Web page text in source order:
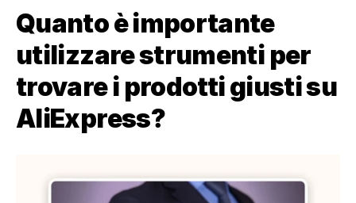
Quanto è importante
utilizzare strumenti per
trovare i prodotti giusti su
AliExpress?